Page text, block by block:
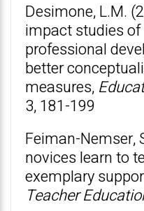
Desimone, L.M.
impact studies
professional
better
measures,
3, 181-199
Feiman-Nemser,
novices learn to
exemplary
Teacher